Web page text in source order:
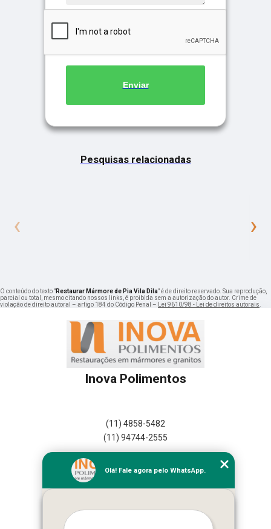
Enviar
Pesquisas relacionadas
‹ ›
O conteúdo do texto "Restaurar Mármore de Pia Vila Dila" é de direito reservado. Sua reprodução,
parcial ou total, mesmo citando nossos links, é proibida sem a autorização do autor. Crime de
violação de direito autoral – artigo 184 do Código Penal –
Lei 9610/98 - Lei de direitos autorais
Inova Polimentos
(11) 4858-5482
(11) 94744-2555
Empresa
Missão
Olá! Fale agora pelo WhatsApp.